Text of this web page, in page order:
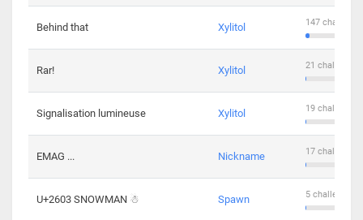
Behind that Xylitol 147
Rar! Xylitol 21
Signalisation lumineuse Xylitol 19
EMAG ... Nickname 17
U+2603 SNOWMAN ☃ Spawn 5 challengers